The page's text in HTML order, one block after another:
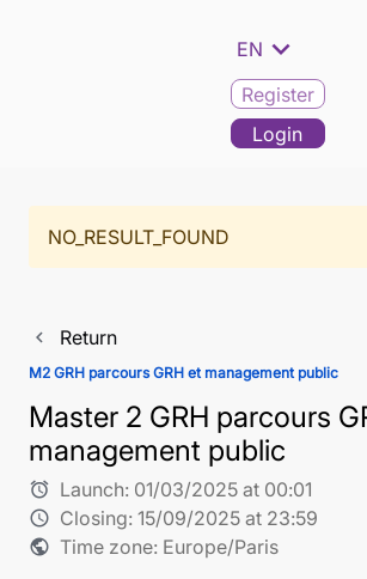
EN expand_more
Register
Login
NO_RESULT_FOUND
navigate_before Return
M2 GRH parcours GRH et management public
Master 2 GRH parcours
management public
alarm Launch: 01/03/2025 at 00:01
schedule Closing: 15/09/2025 at 23:59
public Time zone: Europe/Paris